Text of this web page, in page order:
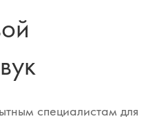
специалистам для